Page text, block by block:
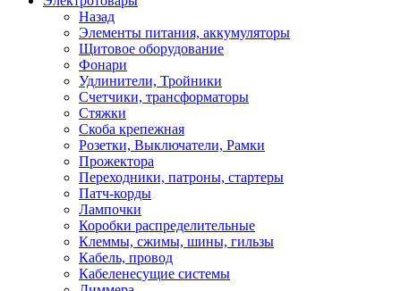
Назад
Элементы питания, аккумуляторы
Щитовое оборудование
Фонари
Удлинители, Тройники
Счетчики, трансформаторы
Стяжки
Скоба крепежная
Розетки, Выключатели, Рамки
Прожектора
Переходники, патроны, стартеры
Патч-корды
Лампочки
Коробки распределительные
Клеммы, сжимы, шины, гильзы
Кабель, провод
Кабеленесущие системы